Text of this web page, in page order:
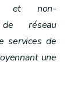
et non-
réseau
services de
une